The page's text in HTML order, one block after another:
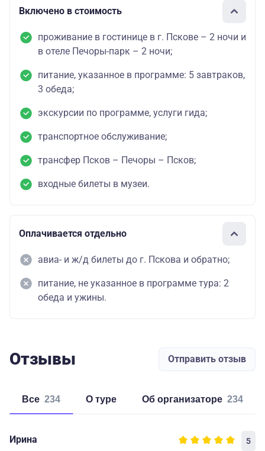
Включено в стоимость
проживание в гостинице в г. Пскове – 2 ночи и
в отеле Печоры-парк – 2 ночи;
питание, указанное в программе: 5 завтраков,
3 обеда;
экскурсии по программе, услуги гида;
транспортное обслуживание;
трансфер Псков – Печоры – Псков;
входные билеты в музеи.
Оплачивается отдельно
авиа- и ж/д билеты до г. Пскова и обратно;
питание, не указанное в программе тура: 2
обеда и ужины.
Отзывы Отправить отзыв
Все 234 о туре об организаторе 234
Ирина 5